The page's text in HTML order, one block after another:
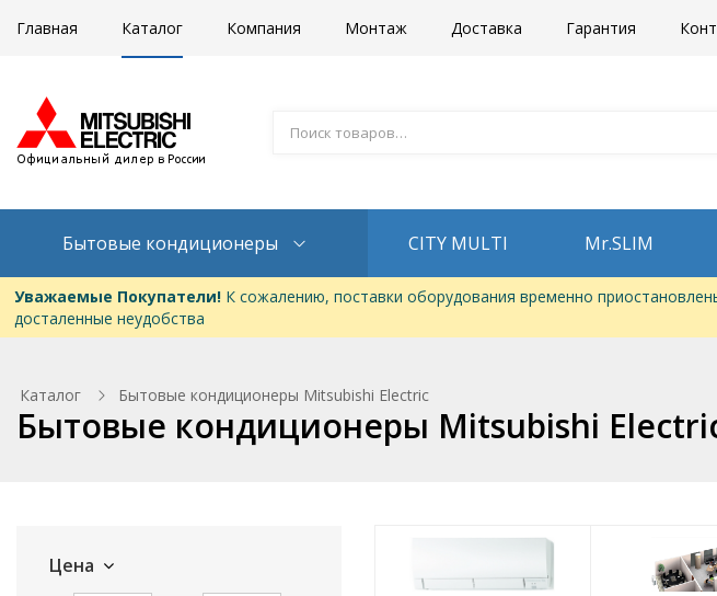
Главная Каталог Компания Монтаж Доставка Гарантия
Бытовые кондиционеры CITY MULTI Mr.SLIM
Уважаемые Покупатели!К сожалению, поставки оборудования временно
досталенные неудобства
Каталог Бытовые кондиционеры Mitsubishi Electric
Бытовые кондиционеры Mitsubishi
Цена